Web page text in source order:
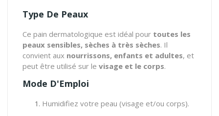
Type De Peaux
Ce pain dermatologique est idéal pour toutes les
peaux sensibles, sèches à très sèches. Il
convient aux nourrissons, enfants et adultes, et
peut être utilisé sur le visage et le corps.
Mode D'Emploi
Humidifiez votre peau (visage et/ou corps).